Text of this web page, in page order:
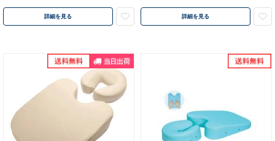
詳細を見る 詳細を見る